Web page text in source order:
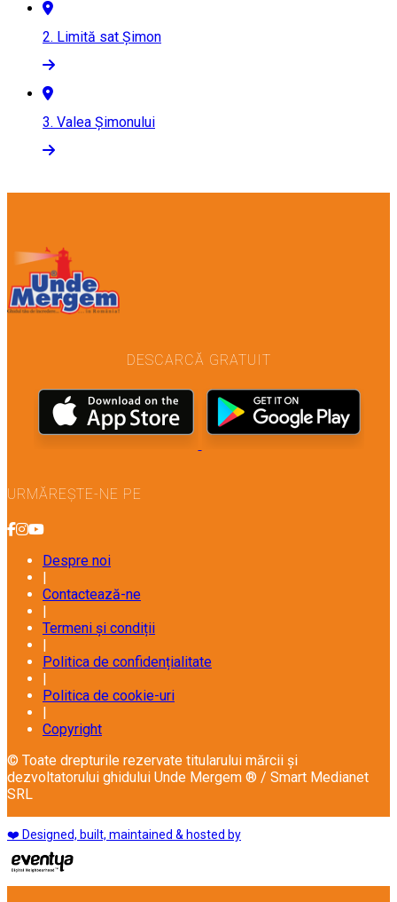
2. Limită sat Şimon
3. Valea Şimonului
DESCARCĂ GRATUIT
URMĂREȘTE-NE PE
Despre noi
|
Contactează-ne
|
Termeni și condiții
|
Politica de confidențialitate
|
Politica de cookie-uri
|
Copyright
© Toate drepturile rezervate titularului mărcii și
dezvoltatorului ghidului Unde Mergem ® / Smart Medianet
SRL
❤️ Designed, built, maintained & hosted by